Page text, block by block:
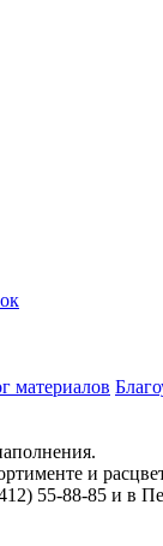
материалов
и
55-88-85 и в